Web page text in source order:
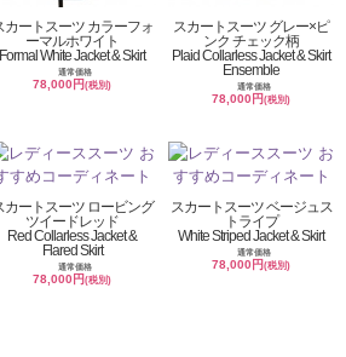
カートスーツ カラーフォ
ーマルホワイト
Formal White Jacket & Skirt
通常価格
78,000円(税別)
スカートスーツ グレー×ピ
ンク チェック柄
Plaid Collarless Jacket & Skirt
Ensemble
通常価格
78,000円(税別)
カートスーツ ロービング
ツイードレッド
Red Collarless Jacket &
Flared Skirt
通常価格
78,000円(税別)
スカートスーツ ベージュス
トライプ
White Striped Jacket & Skirt
通常価格
78,000円(税別)